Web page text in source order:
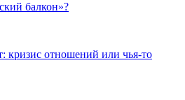
балкон»?
кризис отношений или чья-то